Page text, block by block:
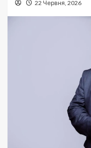
22 Червня, 2026